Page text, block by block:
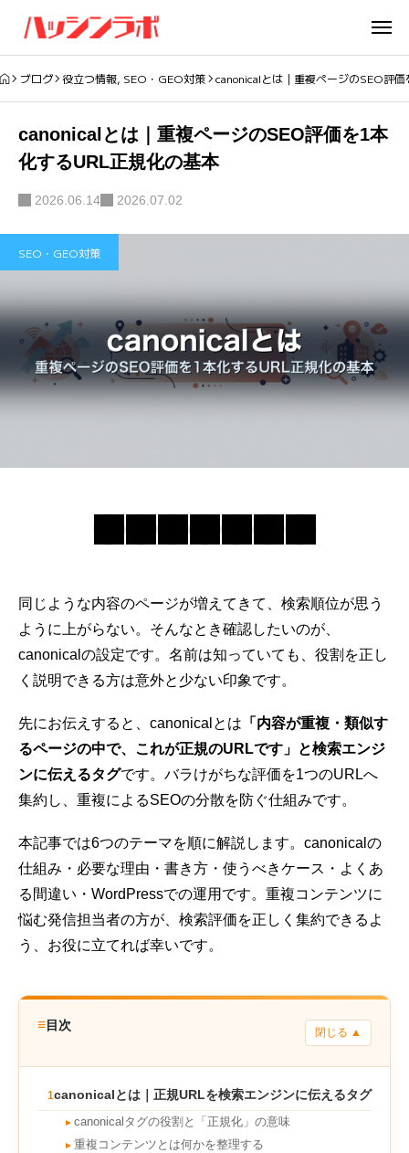
ブログ 役立つ情報, SEO・GEO対策 canonicalとは｜重複ページのSEO評
canonicalとは｜重複ページのSEO評価を1本
化するURL正規化の基本
2026.06.14 2026.07.02
SEO・GEO対策
同じような内容のページが増えてきて、検索順位が思う
ように 上がらない。そんなとき確認したいのが、
canonicalの設定です。名前は知っていても、役割を正し
く説明できる方は意外と少ない印象です。
先にお伝えすると、 canonicalとは 「内容が重複・類似す
るページの中で、これが正規のURLです」と検索エンジ
ンに伝えるタグです。バラけがちな評価を1つのURLへ
集約し、重複によるSEOの分散を防ぐ仕組みです。
本記事では6つのテーマを順に解説します。canonicalの
仕組み・必要な理由・書き方・使うべきケース・よくあ
る間違い・WordPressでの運用です。重複コンテンツに
悩む発信担当者の方が、検索評価を正しく集約できるよ
う、お役に立てれば幸いです。
≡目次
閉じる ▲
1canonicalとは｜正規URLを検索エンジンに伝えるタグ
► canonicalタグの役割と「正規化」の意味
► 重複コンテンツとは何かを整理する